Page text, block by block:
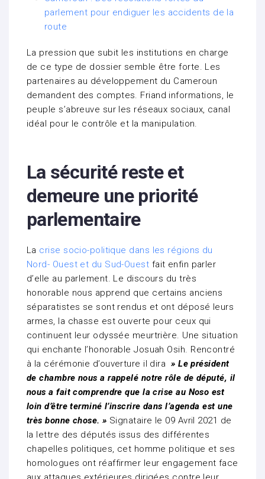
parlement pour endiguer les accidents de la
route
La pression que subit les institutions en charge
de ce type de dossier semble être forte. Les
partenaires au développement du Cameroun
demandent des comptes. Friand informations, le
peuple s’abreuve sur les réseaux sociaux, canal
idéal pour le contrôle et la manipulation.
La sécurité reste et
demeure une priorité
parlementaire
La crise socio-politique dans les régions du
Nord- Ouest et du Sud-Ouest fait enfin parler
d’elle au parlement. Le discours du très
honorable nous apprend que certains anciens
séparatistes se sont rendus et ont déposé leurs
armes, la chasse est ouverte pour ceux qui
continuent leur odyssée meurtrière. Une situation
qui enchante l’honorable Josuah Osih. Rencontré
à la cérémonie d’ouverture il dira » Le président
de chambre nous a rappelé notre rôle de député, il
nous a fait comprendre que la crise au Noso est
loin d’être terminé l’inscrire dans l’agenda est une
très bonne chose. » Signataire le 09 Avril 2021 de
la lettre des députés issus des différentes
chapelles politiques, cet homme politique et ses
homologues ont réaffirmer leur engagement face